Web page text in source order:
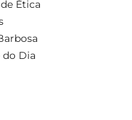
Ética
do Dia